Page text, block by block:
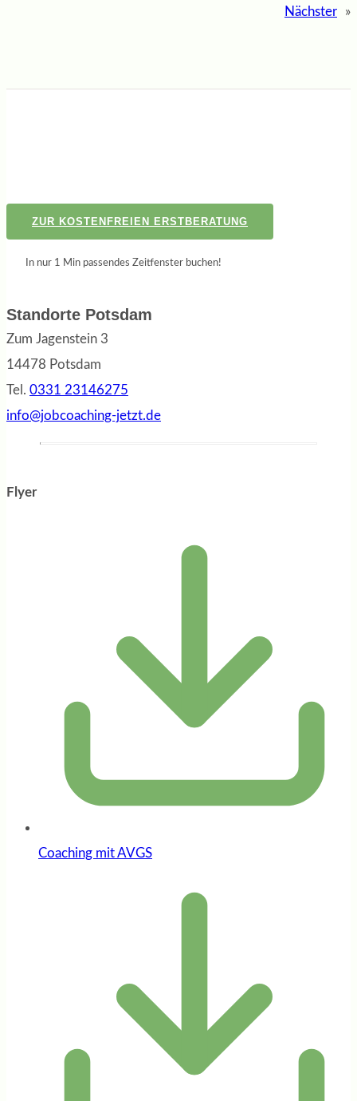
Nächster
»
ZUR KOSTENFREIEN ERSTBERATUNG
In nur 1 Min passendes Zeitfenster buchen!
Standorte Potsdam
Zum Jagenstein 3
14478 Potsdam
Tel. 0331 23146275
info@jobcoaching-jetzt.de
Flyer
Coaching mit AVGS